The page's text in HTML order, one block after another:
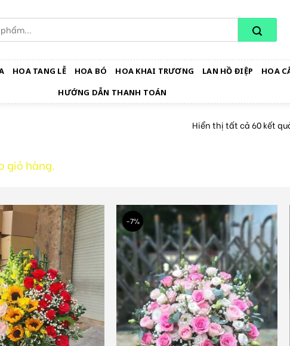
HOA TANG LỄ HOA BÓ HOA KHAI TRƯƠNG LAN HỒ ĐIỆP HOA
HƯỚNG DẪN THANH TOÁN
Hiển thị tất cả 60 kết
giỏ hàng.
-7%